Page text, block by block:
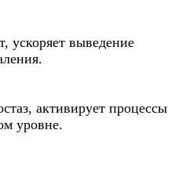
ускоряет выведение
активирует процессы
уровне.